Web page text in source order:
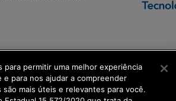
para permitir uma melhor experiência
para nos ajudar a compreender
são mais úteis e relevantes para você.